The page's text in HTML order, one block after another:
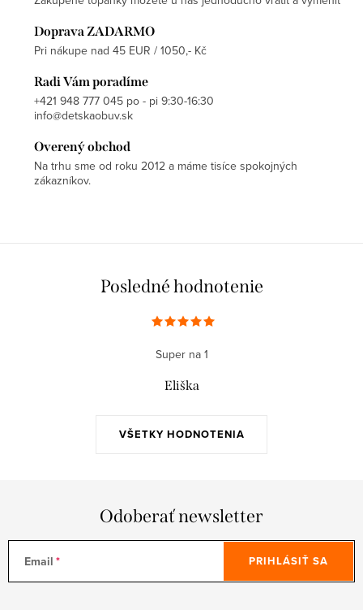
Doprava ZADARMO
Pri nákupe nad 45 EUR / 1050,- Kč
Radi Vám poradíme
+421 948 777 045 po - pi 9:30-16:30
info@detskaobuv.sk
Overený obchod
Na trhu sme od roku 2012 a máme tisíce spokojných
zákazníkov.
Posledné hodnotenie
VŠETKY HODNOTENIA
Super na 1
Eliška
Odoberať newsletter
Email PRIHLÁSIŤ SA